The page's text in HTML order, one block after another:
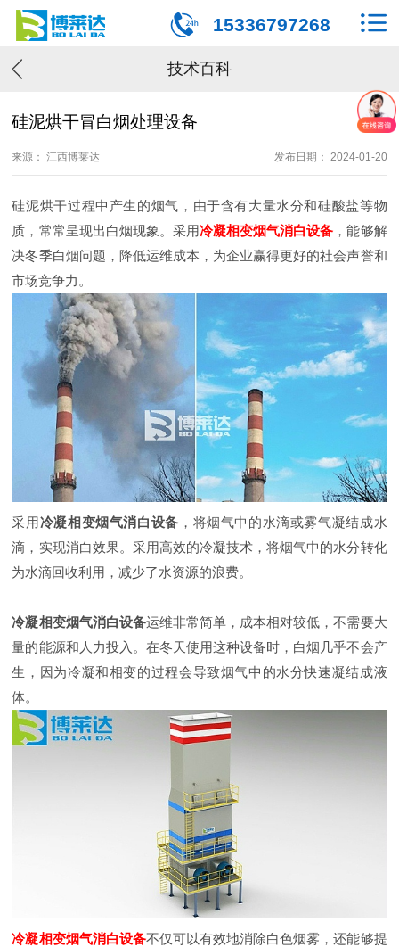
15336797268
技术百科
硅泥烘干冒白烟处理设备
来源： 江西博莱达 发布日期： 2024-01-20
硅泥烘干过程中产生的烟气，由于含有大量水分和硅酸盐等物
质，常常呈现出白烟现象。采用冷凝相变烟气消白设备 ，能够解
决冬季白烟问题，降低运维成本，为企业赢得更好的社会声誉和
市场竞争力。
采用冷凝相变烟气消白设备 ，将烟气中的水滴或雾气凝结成水
滴，实现消白效果。采用高效的冷凝技术，将烟气中的水分转化
为水滴回收利用，减少了水资源的浪费。
冷凝相变烟气消白设备运维非常简单，成本相对较低，不需要大
量的能源和人力投入。在冬天使用这种设备时，白烟几乎不会产
生，因为冷凝和相变的过程会导致烟气中的水分快速凝结成液
体。
冷凝相变烟气消白设备不仅可以有效地消除白色烟雾，还能够提